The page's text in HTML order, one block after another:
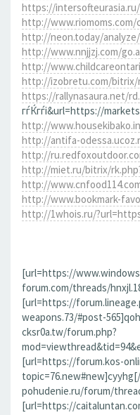
https://
http://www.riomoms.com/
http://neon.today/
http://www.nnjjzj.com/
http://
http://izobretu.com/bitrix/
https://rallynasaura.net/
гѓЌгѓі&url=https://
http://
http://antifa-
http://
http://miet.ru/bitrix/
http://
http://www.bookmark-
http://1whois.ru/
[url=https://
forum.com/threads/
[url=https://
weapons.73/#post-
cksr0a.tw/forum.php?
[url=https://forum.kos-
pohudenie.ru/forum/
[url=https://